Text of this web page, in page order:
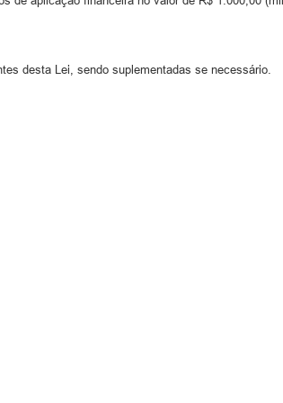
desta Lei, sendo suplementadas se necessário.